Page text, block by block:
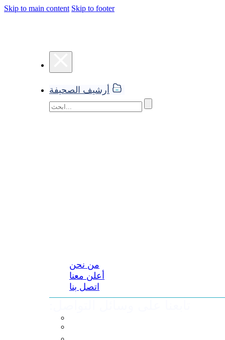
Skip to main content Skip to footer
أرشيف الصحيفة
من نحن
أعلن معنا
اتصل بنا